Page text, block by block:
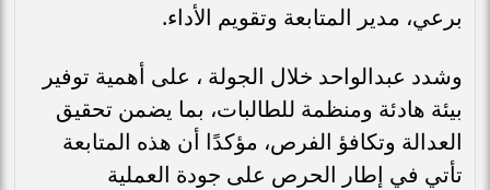
برعي، مدير المتابعة وتقويم الأداء.
وشدد عبدالواحد خلال الجولة ، على أهمية توفير
بيئة هادئة ومنظمة للطالبات، بما يضمن تحقيق
العدالة وتكافؤ الفرص، مؤكدًا أن هذه المتابعة
تأتي في إطار الحرص على جودة العملية